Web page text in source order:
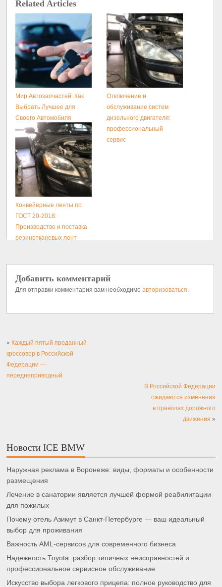
Related Articles
Мир Автозапчастей: Как
Выбрать Лучшее для
Своего Автомобиля
Отключение и
обслуживание систем
дизельного двигателя:
профессиональный
сервис
Конвейерные ленты по
ГОСТ 20-2018:
Производство и поставка
резинотканевых лент
Добавить комментарий
Для отправки комментария вам необходимоавторизоваться
« Каждый пятый проданный
кроссовер в Российской
Федерации —
переднеприводный
В Российской Федерации
ожидаются изменения
в правилах дорожного
движения »
Новости ICE BMW
Наружная реклама в Воронеже: виды, форматы и особенности
размещения
Лечение в санатории является лучшей формой реабилитации
для пожилых
Почему отель Азимут в Санкт-Петербурге — ваш идеальный
выбор для проживания
Важность AML-сервисов для современного бизнеса
Надежность Toyota: разбор типичных неисправностей и
профессиональное сервисное обслуживание
Искусство выбора легкового прицепа: полное руководство для